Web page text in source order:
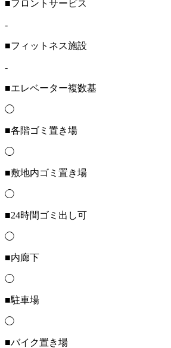
■フロントサービス
-
■フィットネス施設
-
■エレベーター複数基
◯
■各階ゴミ置き場
◯
■敷地内ゴミ置き場
◯
■24時間ゴミ出し可
◯
■内廊下
◯
■駐車場
◯
■バイク置き場